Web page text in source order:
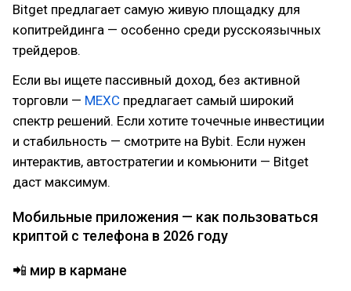
Bitget предлагает самую живую площадку для
копитрейдинга — особенно среди русскоязычных
трейдеров.
Если вы ищете пассивный доход, без активной
торговли — MEXC предлагает самый широкий
спектр решений. Если хотите точечные инвестиции
и стабильность — смотрите на Bybit. Если нужен
интерактив, автостратегии и комьюнити — Bitget
даст максимум.
Мобильные приложения — как пользоваться
криптой с телефона в 2026 году
📲 мир в кармане